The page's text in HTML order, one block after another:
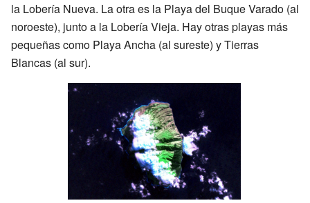
la Lobería Nueva. La otra es la Playa del Buque Varado (al
noroeste), junto a la Lobería Vieja. Hay otras playas más
pequeñas como Playa Ancha (al sureste) y Tierras
Blancas (al sur).